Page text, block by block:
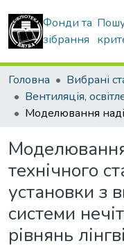
Фонди та
зібрання
Головна
Моделювання
технічного
установки з
системи
рівнянь